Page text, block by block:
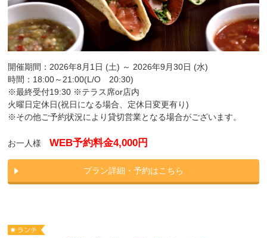
開催期間：2026年8月1日 (土) ～ 2026年9月30日 (水)
時間：18:00～21:00(L/O 20:30)
※最終受付19:30 ※テラス席or店内
火曜日定休日(祝日になる場合、定休日変更有り)
※その他ご予約状況により貸切営業となる場合がございます。
お一人様 WEB予約料金4,000円
プラン詳細・予約はこちら